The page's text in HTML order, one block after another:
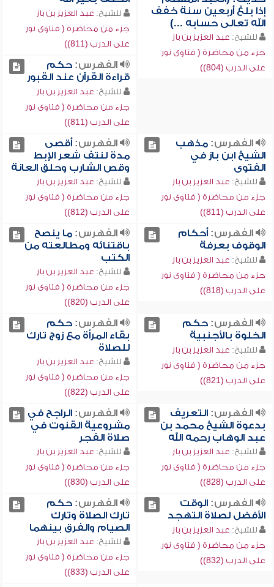
إذا بلغ أربعين سنة خفف
الله تعالى حسابه ...)
للشيخ: عبد العزيز بن باز
جزء من محاضرة ( فتاوى نور
على الدرب (804))
للشيخ: عبد العزيز بن باز
جزء من محاضرة ( فتاوى نور
على الدرب (811))
الفهرس:حكم
قراءة القرآن عند القبور
للشيخ: عبد العزيز بن باز
جزء من محاضرة ( فتاوى نور
على الدرب (811))
الفهرس:مذهب
الشيخ ابن باز في
الفتوى
للشيخ: عبد العزيز بن باز
جزء من محاضرة ( فتاوى نور
على الدرب (811))
الفهرس:أقصى
مدة لنتف شعر الإبط
وقص الشارب وحلق العانة
للشيخ: عبد العزيز بن باز
جزء من محاضرة ( فتاوى نور
على الدرب (812))
الفهرس:أحكام
الوقوف بعرفة
للشيخ: عبد العزيز بن باز
جزء من محاضرة ( فتاوى نور
على الدرب (818))
الفهرس:ما ينصح
باقتنائه ومطالعته من
الكتب
للشيخ: عبد العزيز بن باز
جزء من محاضرة ( فتاوى نور
على الدرب (820))
الفهرس:حكم
الخلوة بالأجنبية
للشيخ: عبد العزيز بن باز
جزء من محاضرة ( فتاوى نور
على الدرب (821))
الفهرس:حكم
بقاء المرأة مع زوج تارك
للصلاة
للشيخ: عبد العزيز بن باز
جزء من محاضرة ( فتاوى نور
على الدرب (822))
الفهرس:التعريف
بدعوة الشيخ محمد بن
عبد الوهاب رحمه الله
للشيخ: عبد العزيز بن باز
جزء من محاضرة ( فتاوى نور
على الدرب (828))
الفهرس:الراجح في
مشروعية القنوت في
صلاة الفجر
للشيخ: عبد العزيز بن باز
جزء من محاضرة ( فتاوى نور
على الدرب (830))
الفهرس:الوقت
الأفضل لصلاة التهجد
للشيخ: عبد العزيز بن باز
جزء من محاضرة ( فتاوى نور
على الدرب (832))
الفهرس:حكم
تارك الصلاة وتارك
الصيام والفرق بينهما
للشيخ: عبد العزيز بن باز
جزء من محاضرة ( فتاوى نور
على الدرب (833))